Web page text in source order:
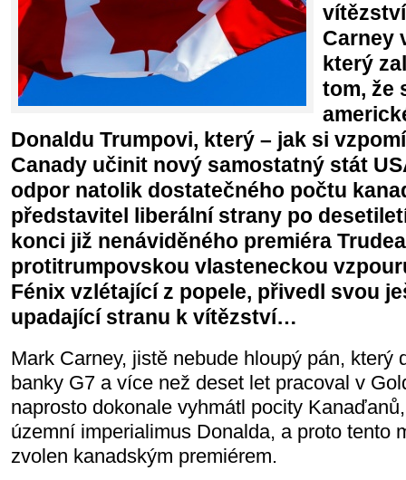
Carney
který
tom, že
Donaldu Trumpovi, který – jak si
Canady učinit nový samostatný stát
odpor natolik dostatečného počtu
představitel liberální strany po
konci již nenáviděného premiéra
protitrumpovskou vlasteneckou
Fénix vzlétající z popele, přivedl svou
upadající stranu k vítězství…
Mark Carney, jistě nebude hloupý pán, který
banky G7 a více než deset let pracoval v
naprosto dokonale vyhmátl pocity
územní imperialimus Donalda, a proto tento
zvolen kanadským premiérem.